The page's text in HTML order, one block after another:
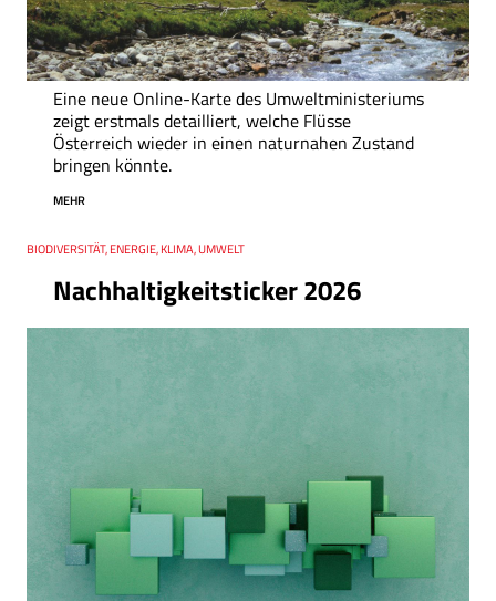
Eine neue Online-Karte des Umweltministeriums
zeigt erstmals detailliert, welche Flüsse
Österreich wieder in einen naturnahen Zustand
bringen könnte.
MEHR
Nachhaltigkeitsticker 2026
Thema
BIODIVERSITÄT, ENERGIE, KLIMA, UMWELT